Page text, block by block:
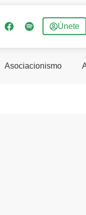
Únete
Asociacionismo